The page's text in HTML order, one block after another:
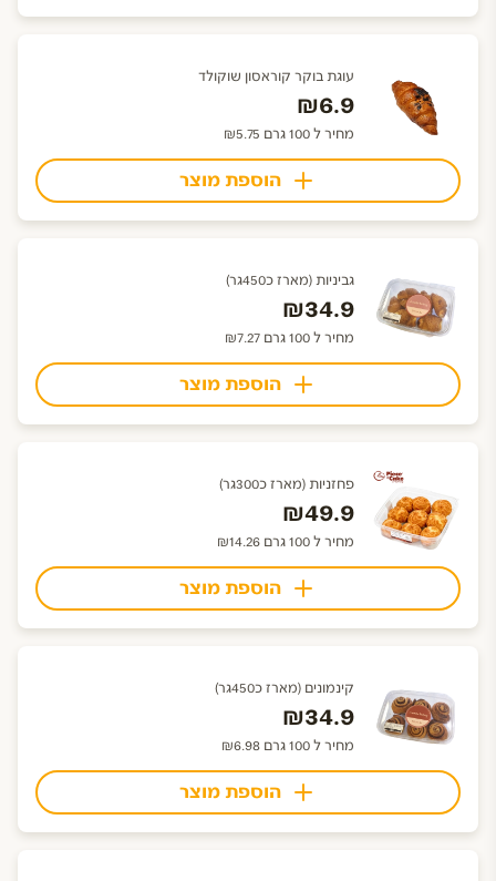
עוגת בוקר קוראסון שוקולד
₪6.9
מחיר ל 100 גרם ₪5.75
הוספת מוצר
גביניות (מארז כ450גר)
₪34.9
מחיר ל 100 גרם ₪7.27
הוספת מוצר
פחזניות (מארז כ300גר)
₪49.9
מחיר ל 100 גרם ₪14.26
הוספת מוצר
קינמונים (מארז כ450גר)
₪34.9
מחיר ל 100 גרם ₪6.98
הוספת מוצר